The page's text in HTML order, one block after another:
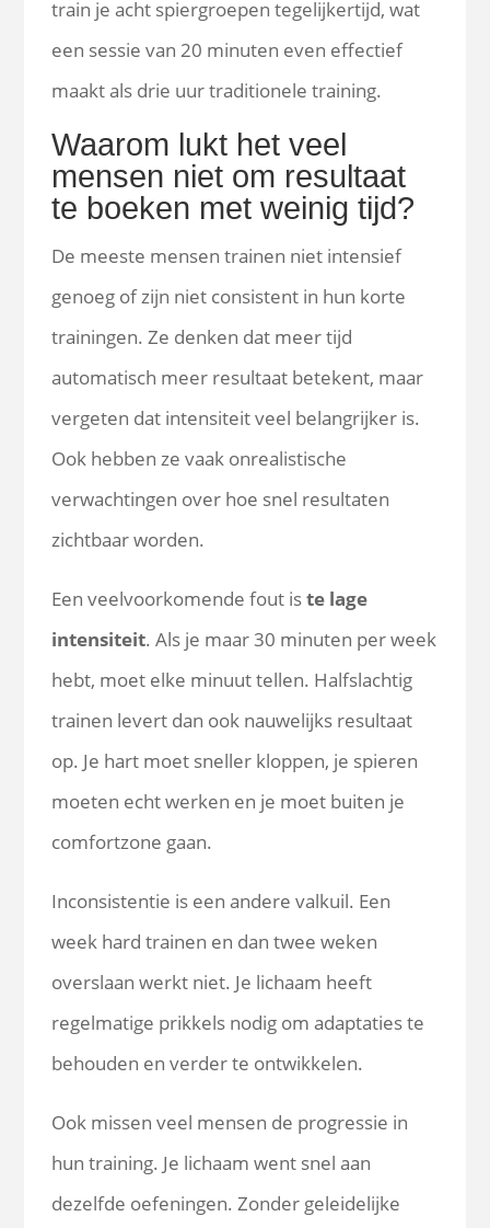
train je acht spiergroepen tegelijkertijd, wat
een sessie van 20 minuten even effectief
maakt als drie uur traditionele training.
Waarom lukt het veel
mensen niet om resultaat
te boeken met weinig tijd?
De meeste mensen trainen niet intensief
genoeg of zijn niet consistent in hun korte
trainingen. Ze denken dat meer tijd
automatisch meer resultaat betekent, maar
vergeten dat intensiteit veel belangrijker is.
Ook hebben ze vaak onrealistische
verwachtingen over hoe snel resultaten
zichtbaar worden.
Een veelvoorkomende fout iste lage
intensiteit. Als je maar 30 minuten per week
hebt, moet elke minuut tellen. Halfslachtig
trainen levert dan ook nauwelijks resultaat
op. Je hart moet sneller kloppen, je spieren
moeten echt werken en je moet buiten je
comfortzone gaan.
Inconsistentie is een andere valkuil. Een
week hard trainen en dan twee weken
overslaan werkt niet. Je lichaam heeft
regelmatige prikkels nodig om adaptaties te
behouden en verder te ontwikkelen.
Ook missen veel mensen de progressie in
hun training. Je lichaam went snel aan
dezelfde oefeningen. Zonder geleidelijke